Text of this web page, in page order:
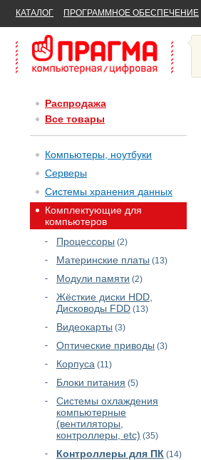
КАТАЛОГ ПРОГРАММНОЕ ОБЕСПЕЧЕНИЕ
Распродажа
Все товары
Компьютеры, ноутбуки
Серверы
Системы хранения данных
Комплектующие для
компьютеров
Процессоры (2)
Материнские платы (13)
Модули памяти (2)
Жёсткие диски HDD,
Дисководы FDD (13)
Видеокарты (3)
Оптические приводы (3)
Корпуса (11)
Блоки питания (5)
Cистемы охлаждения
компьютерные
(вентиляторы,
контроллеры, etc) (35)
Контроллеры для ПК (14)